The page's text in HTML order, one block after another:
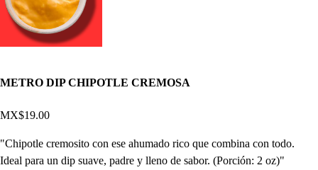
METRO DIP CHIPOTLE CREMOSA
MX$19.00
"Chipotle cremosito con ese ahumado rico que combina con todo.
Ideal para un dip suave, padre y lleno de sabor. (Porción: 2 oz)"